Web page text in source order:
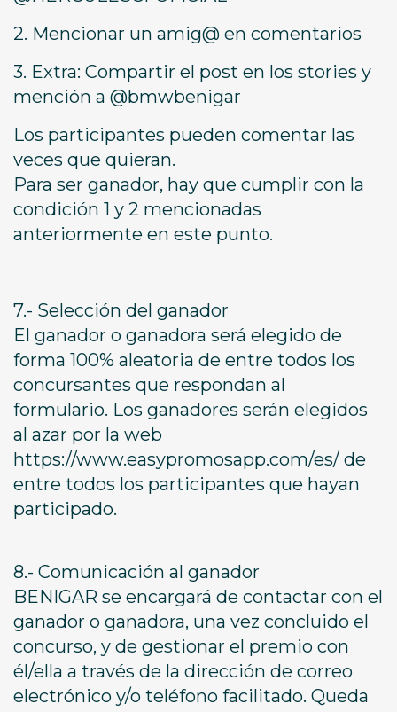
2. Mencionar un amig@ en comentarios
3. Extra: Compartir el post en los stories y
mención a @bmwbenigar
Los participantes pueden comentar las
veces que quieran.
Para ser ganador, hay que cumplir con la
condición 1 y 2 mencionadas
anteriormente en este punto.
7.- Selección del ganador
El ganador o ganadora será elegido de
forma 100% aleatoria de entre todos los
concursantes que respondan al
formulario. Los ganadores serán elegidos
al azar por la web
https://www.easypromosapp.com/es/ de
entre todos los participantes que hayan
participado.
8.- Comunicación al ganador
BENIGAR se encargará de contactar con el
ganador o ganadora, una vez concluido el
concurso, y de gestionar el premio con
él/ella a través de la dirección de correo
electrónico y/o teléfono facilitado. Queda